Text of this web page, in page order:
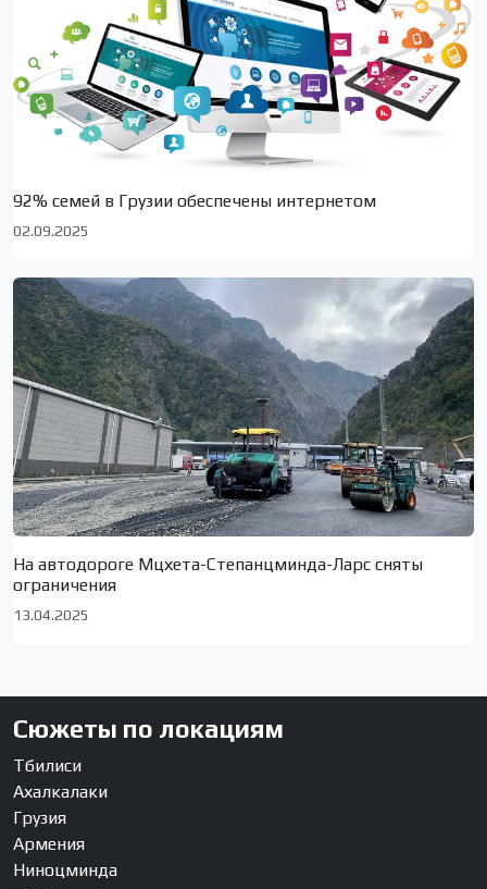
92% семей в Грузии обеспечены интернетом
02.09.2025
На автодороге Мцхета-Степанцминда-Ларс сняты
ограничения
13.04.2025
Сюжеты по локациям
Тбилиси
Ахалкалаки
Грузия
Армения
Ниноцминда